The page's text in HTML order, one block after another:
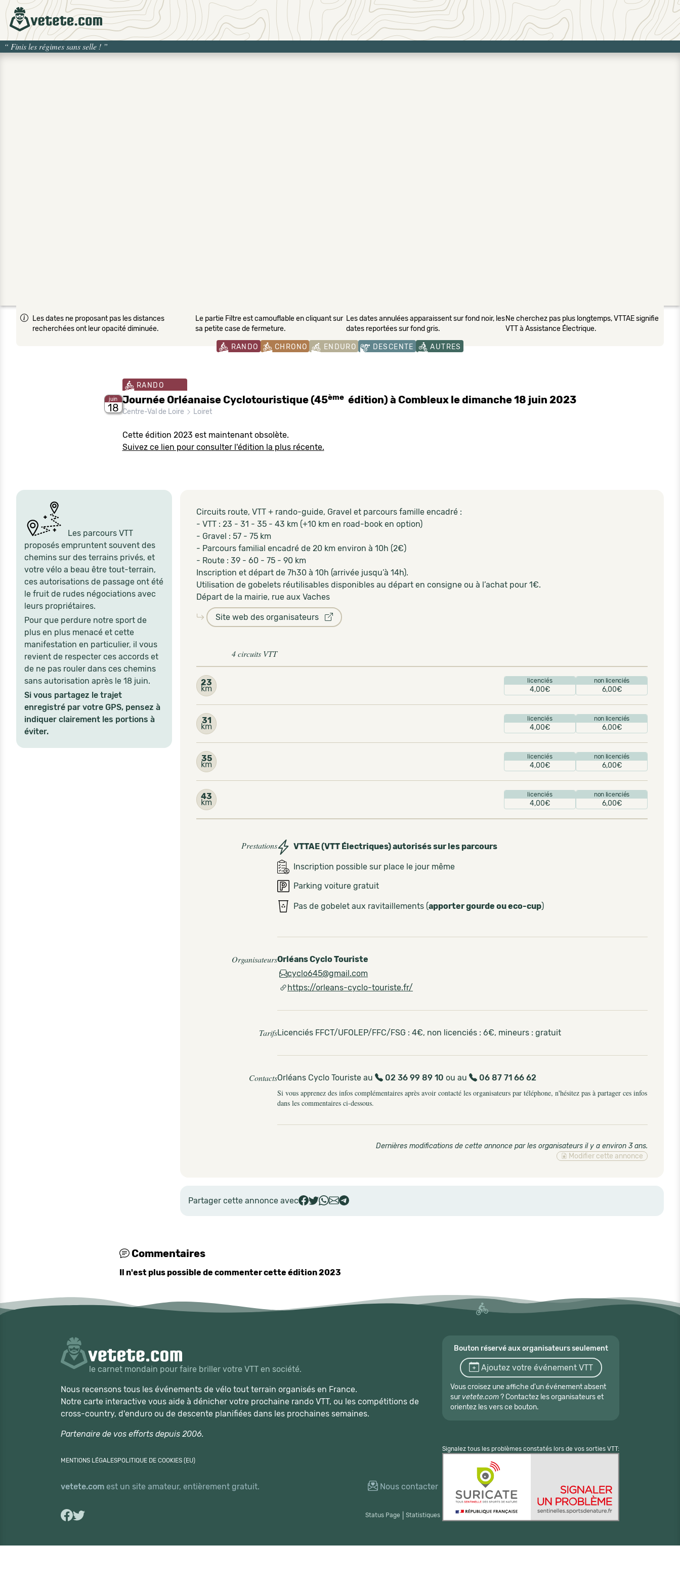
“ Finis les régimes sans selle ! ”
Les dates ne proposant pas les distances
recherchées ont leur opacité diminuée.
Le partie Filtre est camouflable en cliquant sur
sa petite case de fermeture.
Les dates annulées apparaissent sur fond noir, les
dates reportées sur fond gris.
Ne cherchez pas plus longtemps, VTTAE signifie
VTT à Assistance Électrique.
RANDO CHRONO ENDURO DESCENTE AUTRES
juin
18
RANDO
Journée Orléanaise Cyclotouristique (45èmeédition) à Combleux le dimanche 18 juin 2023
Centre-Val de Loire Loiret
Cette édition 2023 est maintenant obsolète.
Suivez ce lien pour consulter l'édition la plus récente.
Les parcours VTT
proposés empruntent souvent des
chemins sur des terrains privés, et
votre vélo a beau être tout-terrain,
ces autorisations de passage ont été
le fruit de rudes négociations avec
leurs propriétaires.
Pour que perdure notre sport de
plus en plus menacé et cette
manifestation en particulier, il vous
revient de respecter ces accords et
de ne pas rouler dans ces chemins
sans autorisation après le 18 juin.
Si vous partagez le trajet
enregistré par votre GPS, pensez à
indiquer clairement les portions à
éviter.
Circuits route, VTT + rando-guide, Gravel et parcours famille encadré :
- VTT : 23 - 31 - 35 - 43 km (+10 km en road-book en option)
- Gravel : 57 - 75 km
- Parcours familial encadré de 20 km environ à 10h (2€)
- Route : 39 - 60 - 75 - 90 km
Inscription et départ de 7h30 à 10h (arrivée jusqu’à 14h).
Utilisation de gobelets réutilisables disponibles au départ en consigne ou à l’achat pour 1€.
Départ de la mairie, rue aux Vaches
Site web des organisateurs
4 circuits VTT
23
km
licenciés
4,00€
non licenciés
6,00€
31
km
licenciés
4,00€
non licenciés
6,00€
35
km
licenciés
4,00€
non licenciés
6,00€
43
km
licenciés
4,00€
non licenciés
6,00€
Prestations VTTAE (VTT Électriques) autorisés sur les parcours
Inscription possible sur place le jour même
Parking voiture gratuit
Pas de gobelet aux ravitaillements (apporter gourde ou eco-cup)
OrganisateursOrléans Cyclo Touriste
cyclo645@gmail.com
https://orleans-cyclo-touriste.fr/
TarifsLicenciés FFCT/UFOLEP/FFC/FSG : 4€, non licenciés : 6€, mineurs : gratuit
ContactsOrléans Cyclo Touriste au 02 36 99 89 10 ou au
06 87 71 66 62
Si vous apprenez des infos complémentaires après avoir contacté les organisateurs par téléphone, n'hésitez pas à partager ces infos
dans les commentaires ci-dessous.
Dernières modifications de cette annonce par les organisateurs il y a environ 3 ans.
Modifier cette annonce
Partager cette annonce avec
Commentaires
Il n'est plus possible de commenter cette édition 2023
le carnet mondain pour faire briller votre VTT en société.
Nous recensons tous les événements de vélo tout terrain organisés en France.
Notre carte interactive vous aide à dénicher votre prochaine rando VTT, ou les compétitions de
cross-country, d'enduro ou de descente planifiées dans les prochaines semaines.
Partenaire de vos efforts depuis 2006.
MENTIONS LÉGALESPOLITIQUE DE COOKIES (EU)
vetete.com est un site amateur, entièrement gratuit. Nous contacter
Status Page Statistiques
Bouton réservé aux organisateurs seulement
Ajoutez votre événement VTT
Vous croisez une affiche d'un événement absent
sur vetete.com? Contactez les organisateurs et
orientez les vers ce bouton.
Signalez tous les problèmes constatés lors de vos sorties VTT: